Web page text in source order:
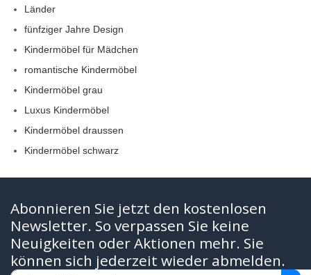
Länder
fünfziger Jahre Design
Kindermöbel für Mädchen
romantische Kindermöbel
Kindermöbel grau
Luxus Kindermöbel
Kindermöbel draussen
Kindermöbel schwarz
Abonnieren Sie jetzt den kostenlosen
Newsletter. So verpassen Sie keine
Neuigkeiten oder Aktionen mehr. Sie
können sich jederzeit wieder abmelden.